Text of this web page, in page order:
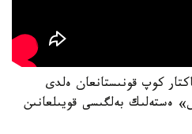
كوپ قونىستانعان ەلدى
ەستەلىك بەلگىسى قويىلعانىن